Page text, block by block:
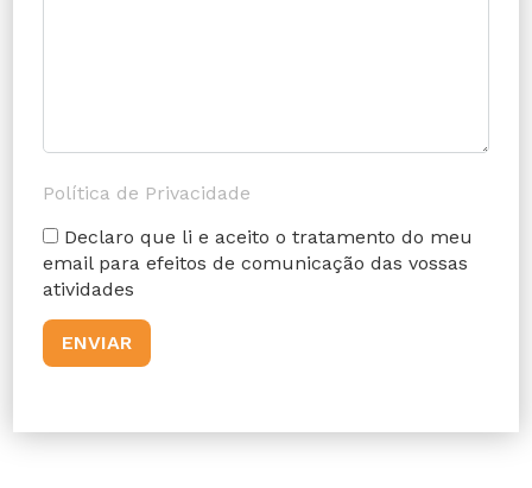
Política de Privacidade
Declaro que li e aceito o tratamento do meu
email para efeitos de comunicação das vossas
atividades